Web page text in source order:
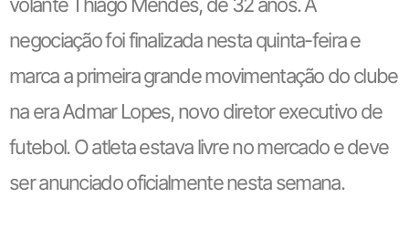
negociação foi finalizada nesta quinta-feira e
marca a primeira grande movimentação do clube
na era Admar Lopes, novo diretor executivo de
futebol. O atleta estava livre no mercado e deve
ser anunciado oficialmente nesta semana.